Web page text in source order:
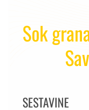
Sok
SESTAVINE